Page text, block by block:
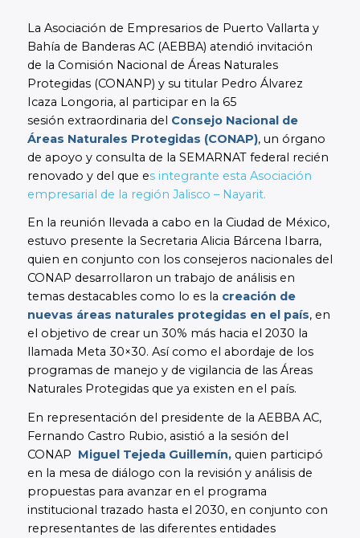
La Asociación de Empresarios de Puerto Vallarta y
Bahía de Banderas AC (AEBBA) atendió invitación
de la Comisión Nacional de Áreas Naturales
Protegidas (CONANP) y su titular Pedro Álvarez
Icaza Longoria, al participar en la 65
sesión extraordinaria del Consejo Nacional de
Áreas Naturales Protegidas (CONAP), un órgano
de apoyo y consulta de la SEMARNAT federal recién
renovado y del que es integrante esta Asociación
empresarial de la región Jalisco – Nayarit.
En la reunión llevada a cabo en la Ciudad de México,
estuvo presente la Secretaria Alicia Bárcena Ibarra,
quien en conjunto con los consejeros nacionales del
CONAP desarrollaron un trabajo de análisis en
temas destacables como lo es la creación de
nuevas áreas naturales protegidas en el país, en
el objetivo de crear un 30% más hacia el 2030 la
llamada Meta 30×30. Así como el abordaje de los
programas de manejo y de vigilancia de las Áreas
Naturales Protegidas que ya existen en el país.
En representación del presidente de la AEBBA AC,
Fernando Castro Rubio, asistió a la sesión del
CONAP Miguel Tejeda Guillemín,quien participó
en la mesa de diálogo con la revisión y análisis de
propuestas para avanzar en el programa
institucional trazado hasta el 2030, en conjunto con
representantes de las diferentes entidades